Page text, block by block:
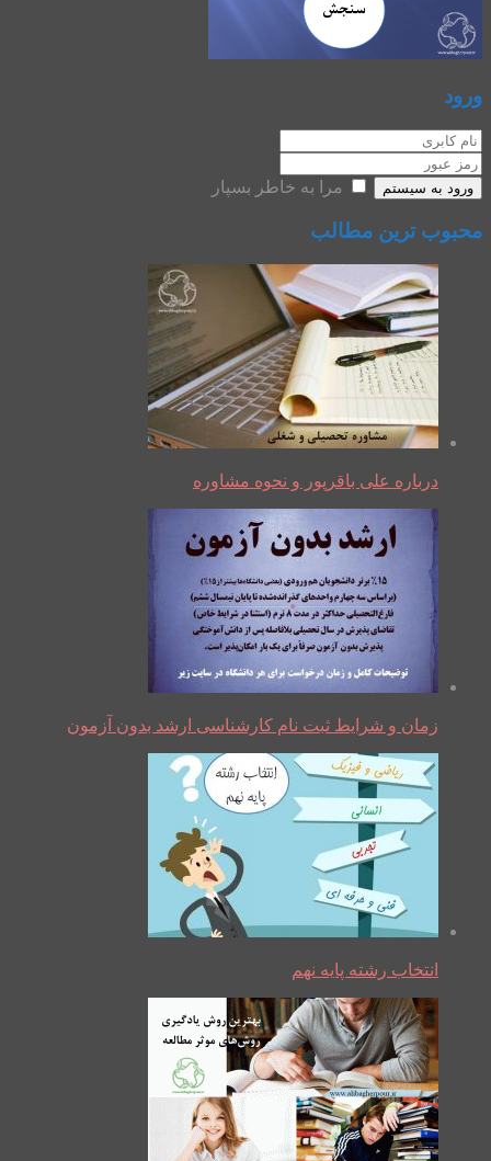
ورود
ورود به سیستم مرا به خاطر بسپار
محبوب ترین مطالب
درباره علی باقرپور و نحوه مشاوره
زمان و شرایط ثبت نام کارشناسی ارشد بدون آزمون
انتخاب رشته پایه نهم